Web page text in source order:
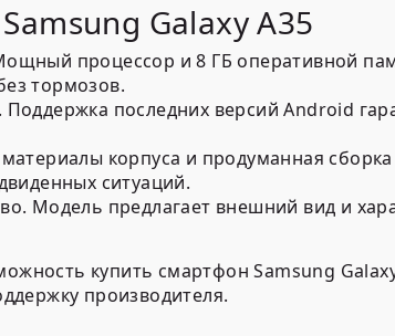
Galaxy A35
процессор и 8 ГБ оперативной
тормозов.
Поддержка последних версий Android
корпуса и продуманная
ситуаций.
Модель предлагает внешний вид и
купить смартфон Samsung
производителя.